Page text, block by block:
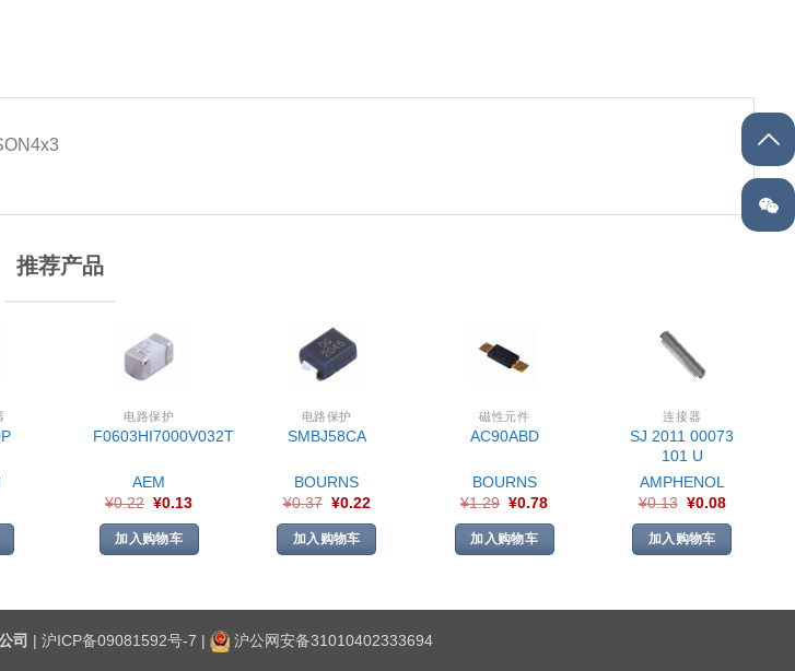
推荐产品
电路保护
F0603HI7000V032T
AEM
¥0.22 ¥0.13
加入购物车
电路保护
SMBJ58CA
BOURNS
¥0.37 ¥0.22
加入购物车
磁性元件
AC90ABD
BOURNS
¥1.29 ¥0.78
加入购物车
连接器
SJ 2011 00073
101 U
AMPHENOL
¥0.13 ¥0.08
加入购物车
司 | 沪ICP备09081592号-7 | 沪公网安备31010402333694